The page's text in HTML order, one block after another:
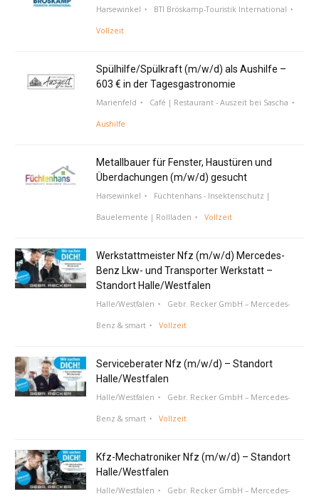
Harsewinkel BTI Bröskamp-Touristik International
Vollzeit
Spülhilfe/Spülkraft (m/w/d) als Aushilfe –
603 € in der Tagesgastronomie
Marienfeld Café | Restaurant - Auszeit bei Sascha
Aushilfe
Metallbauer für Fenster, Haustüren und
Überdachungen (m/w/d) gesucht
Harsewinkel Füchtenhans - Insektenschutz |
Bauelemente | Rollladen Vollzeit
Werkstattmeister Nfz (m/w/d) Mercedes-
Benz Lkw- und Transporter Werkstatt –
Standort Halle/Westfalen
Halle/Westfalen Gebr. Recker GmbH – Mercedes-
Benz & smart Vollzeit
Serviceberater Nfz (m/w/d) – Standort
Halle/Westfalen
Halle/Westfalen Gebr. Recker GmbH – Mercedes-
Benz & smart Vollzeit
Kfz-Mechatroniker Nfz (m/w/d) – Standort
Halle/Westfalen
Halle/Westfalen Gebr. Recker GmbH – Mercedes-